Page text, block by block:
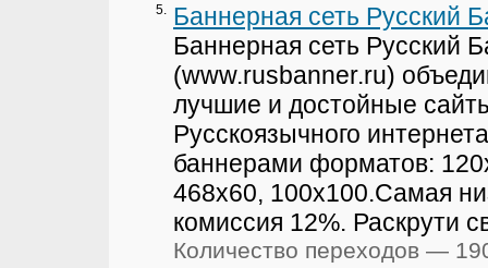
5.
Баннерная сеть Русский
Баннерная сеть Русский
(www.rusbanner.ru)
лучшие и достойные
Русскоязычного
баннерами форматов:
468x60, 100x100.Самая
комиссия 12%. Раскрути
Количество переходов —